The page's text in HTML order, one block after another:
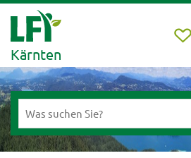
Kärnten